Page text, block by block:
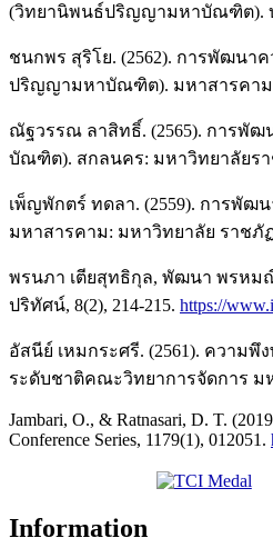
(วิทยานิพนธ์ปริญญามหาบัณฑิต).
ชนกพร สุริโย. (2562). การพัฒนา
ปริญญามหาบัณฑิต). มหาสารคาม
ณัฐวรรณ ลาสิทธิ์. (2565). การพั
บัณฑิต). สกลนคร: มหาวิทยาลัยร
เพ็ญพักตร์ ทดลา. (2559). การพั
มหาสารคาม: มหาวิทยาลัย ราชภั
พรนภา เตียสุทธิกุล, พัฒนา พรหม
ปริทัศน์, 8(2), 214-215. https://
อัสนีย์ เหมกระศรี. (2561). ความ
ระดับชาติคณะวิทยาการจัดการ ม
Jambari, O., & Ratnasari, D. T.
Conference Series, 1179(1), 012051.
Information